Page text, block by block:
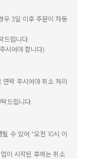
우 3일 이후 주문이 자동
드립니다.
시어야 합니다)
락 주시어야 취소 처리
드립니다.
수 있어 "오전 10시 이
이 시작된 후에는 취소